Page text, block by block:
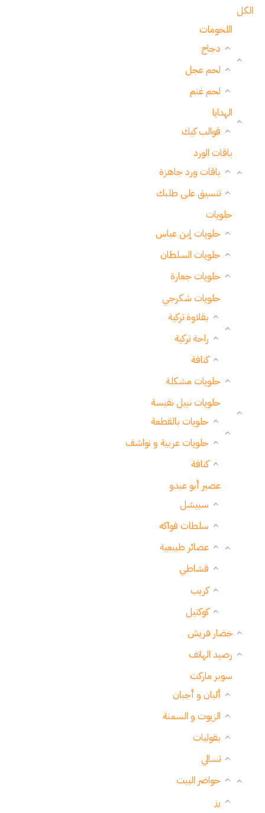
الكل
اللحومات
دجاج
لحم عجل
لحم غنم
الهدايا
قوالب كيك
باقات الورد
باقات ورد جاهزة
تنسيق على طلبك
حلويات
حلويات إبن عباس
حلويات السلطان
حلويات جعارة
حلويات شكرجي
بقلاوة تركية
راحة تركية
كنافة
حلويات مشكلة
حلويات نبيل نفيسة
حلويات بالقطعة
حلويات عربية و نواشف
كنافة
عصير أبو عبدو
سبيشل
سلطات فواكه
عصائر طبيعية
قشاطي
كريب
كوكتيل
خضار فريش
رصيد الهاتف
سوبر ماركت
ألبان و أجبان
الزيوت و السمنة
بقوليات
تسالي
حواضر البيت
رز